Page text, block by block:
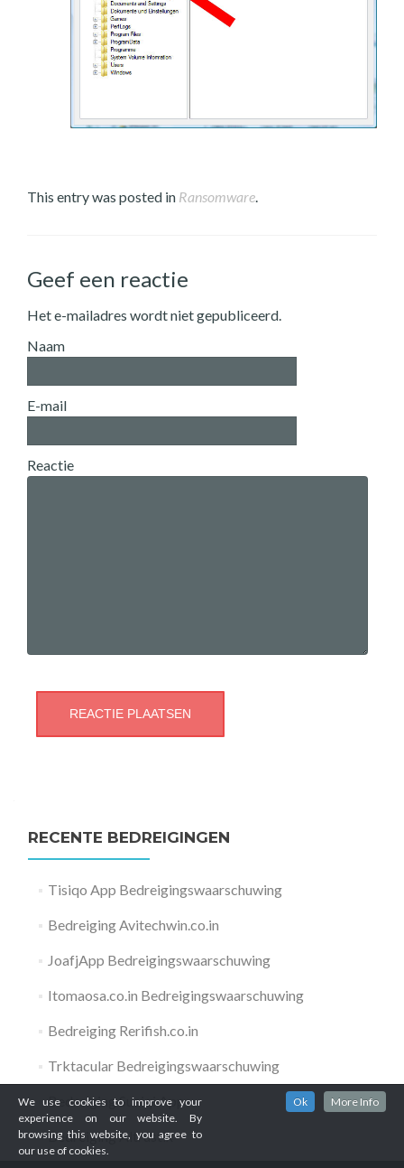
This entry was posted in Ransomware.
Geef een reactie
Het e-mailadres wordt niet gepubliceerd.
Naam
E-mail
Reactie
RECENTE BEDREIGINGEN
Tisiqo App Bedreigingswaarschuwing
Bedreiging Avitechwin.co.in
JoafjApp Bedreigingswaarschuwing
Itomaosa.co.in Bedreigingswaarschuwing
Bedreiging Rerifish.co.in
Trktacular Bedreigingswaarschuwing
Bedreiging Suaiqi App
Bedreiging Altrustix
We use cookies to improve your
experience on our website. By
browsing this website, you agree to
our use of cookies.
Ok More Info